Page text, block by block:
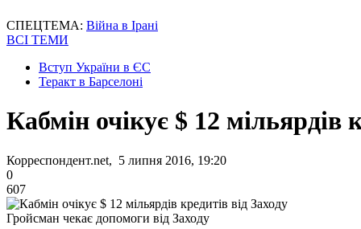
СПЕЦТЕМА: Війна в Ірані
ВСІ ТЕМИ
Вступ України в ЄС
Теракт в Барселоні
Кабмін очікує $ 12 мільярдів
Корреспондент.net, 5 липня 2016, 19:20
0
607
Гройсман чекає допомоги від Заходу